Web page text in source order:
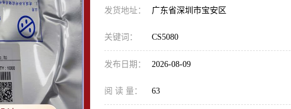
发货地址： 广东省深圳市宝安区
关键词： CS5080
发布日期： 2026-08-09
阅 读 量： 63